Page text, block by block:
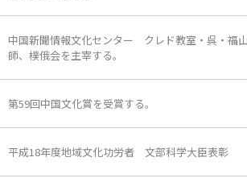
中国新聞情報文化センター クレド教室・呉・福
師、樸俄会を主宰する。
第59回中国文化賞を受賞する。
平成18年度地域文化功労者 文部科学大臣表彰